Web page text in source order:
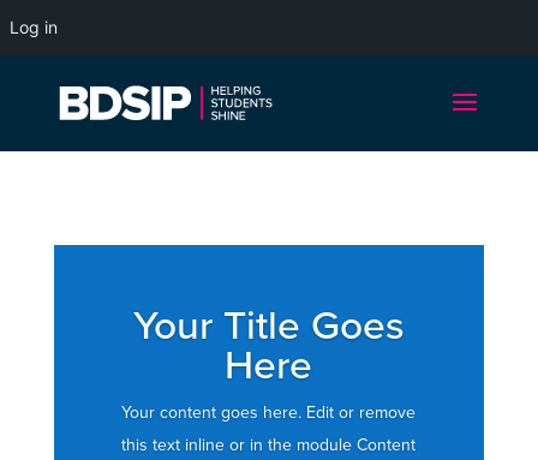
Your Title Goes
Here
Your content goes here. Edit or remove
this text inline or in the module Content
Log in